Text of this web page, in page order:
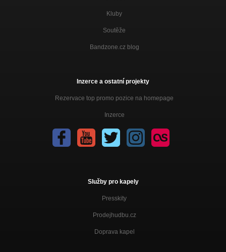
Kluby
Soutěže
Bandzone.cz blog
Inzerce a ostatní projekty
Rezervace top promo pozice na homepage
Inzerce
Služby pro kapely
Presskity
Prodejhudbu.cz
Doprava kapel